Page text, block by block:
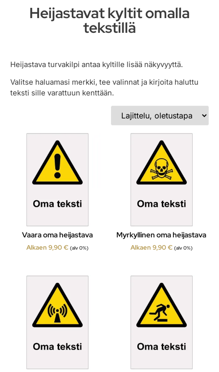
Heijastavat kyltit omalla
tekstillä
Heijastava turvakilpi antaa kyltille lisää näkyvyyttä.
Valitse haluamasi merkki, tee valinnat ja kirjoita haluttu
teksti sille varattuun kenttään.
Vaara oma heijastava
Alkaen9,90€ (alv 0%)
Myrkyllinen oma heijastava
Alkaen 9,90€ (alv 0%)